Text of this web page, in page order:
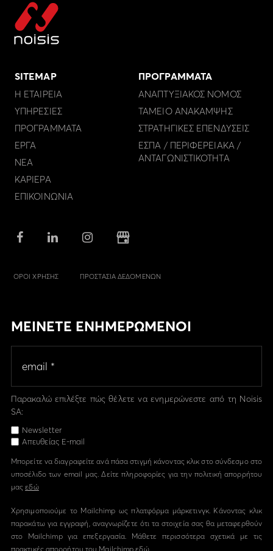
SITEMAP
Η ΕΤΑΙΡΕΙΑ
ΥΠΗΡΕΣΙΕΣ
ΠΡΟΓΡΑΜΜΑΤΑ
ΕΡΓΑ
ΝΕΑ
ΚΑΡΙΕΡΑ
ΕΠΙΚΟΙΝΩΝΙΑ
ΠΡΟΓΡΑΜΜΑΤΑ
ΑΝΑΠΤΥΞΙΑΚΟΣ ΝΟΜΟΣ
ΤΑΜΕΙΟ ΑΝΑΚΑΜΨΗΣ
ΣΤΡΑΤΗΓΙΚΕΣ ΕΠΕΝΔΥΣΕΙΣ
ΕΣΠΑ / ΠΕΡΙΦΕΡΕΙΑΚΑ /
ΑΝΤΑΓΩΝΙΣΤΙΚΟΤΗΤΑ
ΟΡΟΙ ΧΡΗΣΗΣ ΠΡΟΣΤΑΣΙΑ ΔΕΔΟΜΕΝΩΝ
ΜΕΙΝΕΤΕ ΕΝΗΜΕΡΩΜΕΝΟΙ
Παρακαλώ επιλέξτε πώς θέλετε να ενημερώνεστε από τη Noisis
SA:
Newsletter
Απευθείας E-mail
Μπορείτε να διαγραφείτε ανά πάσα στιγμή κάνοντας κλικ στο σύνδεσμο στο
υποσέλιδο των email μας. Δείτε πληροφορίες για την πολιτική απορρήτου
μαςεδώ
Χρησιμοποιούμε το Mailchimp ως πλατφόρμα μάρκετινγκ. Κάνοντας κλικ
παρακάτω για εγγραφή, αναγνωρίζετε ότι τα στοιχεία σας θα μεταφερθούν
στο Mailchimp για επεξεργασία. Μάθετε περισσότερα σχετικά με τις
πρακτικές απορρήτου του Mailchimpεδώ.